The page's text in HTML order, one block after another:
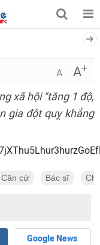
A A+
xã hội "tăng 1 độ,
gia đột quỵ khẳng
Căn cứ Bác sĩ
Google News